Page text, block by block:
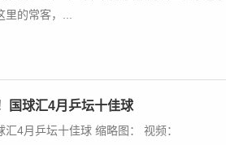
的常客，...
国球汇4月乒坛十佳球
4月乒坛十佳球 缩略图： 视频：